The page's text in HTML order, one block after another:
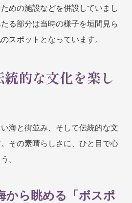
めの施設などを併設していまし
る部分は当時の様子を垣間見ら
スポットとなっています。
的な文化を楽し
海と街並み、そして伝統的な文
その素晴らしさに、ひと目で心
。
から眺める「ボスポ